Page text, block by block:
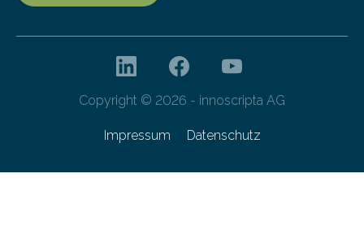
Copyright © 2026 - innoscripta AG
Impressum Datenschutz